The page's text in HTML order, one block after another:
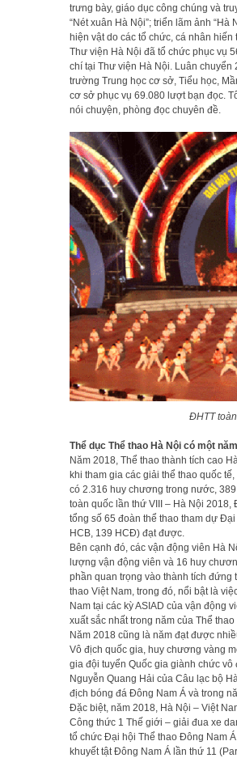
trưng bày, giáo dục công chúng và
“Nét xuân Hà Nội”; triển lãm ảnh
hiện vật do các tổ chức, cá nhân
Thư viện Hà Nội đã tổ chức phục vụ
chí tại Thư viện Hà Nội. Luân chuyển
trường Trung học cơ sở, Tiểu học,
cơ sở phục vụ 69.080 lượt bạn đọc.
nói chuyện, phòng đọc chuyên đề.
ĐHTT
Thể dục Thể thao Hà Nội có một
Năm 2018, Thể thao thành tích cao
khi tham gia các giải thể thao quốc
có 2.316 huy chương trong nước,
toàn quốc lần thứ VIII – Hà Nội
tổng số 65 đoàn thể thao tham dự
HCB, 139 HCĐ) đạt được.
Bên cạnh đó, các vận động viên Hà
lượng vận động viên và 16 huy
phần quan trọng vào thành tích đứng
thao Việt Nam, trong đó, nổi bật là
Nam tại các kỳ ASIAD của vận động
xuất sắc nhất trong năm của Thể thao
Năm 2018 cũng là năm đạt được
Vô địch quốc gia, huy chương vàng
gia đội tuyển Quốc gia giành chức
Nguyễn Quang Hải của Câu lạc bộ
địch bóng đá Đông Nam Á và trong
Đặc biệt, năm 2018, Hà Nội – Việt
Công thức 1 Thế giới – giải đua xe
tổ chức Đại hội Thể thao Đông Nam
khuyết tật Đông Nam Á lần thứ 11